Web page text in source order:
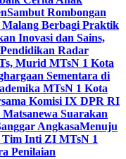
Sambut Rombongan
Berbagi Praktik
Inovasi dan Sains,
Radar
Murid MTsN 1 Kota
Sementara di
MTsN 1 Kota
Komisi IX DPR RI
Suarakan
AngkasaMenuju
Tim Inti ZI MTsN 1
Penilaian